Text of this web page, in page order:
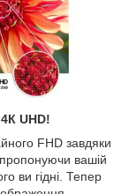
UHD!
FHD завдяки
пропонуючи вашій
ви гідні. Тепер